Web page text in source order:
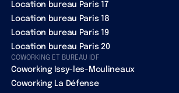
Location bureau Paris 17
Location bureau Paris 18
Location bureau Paris 19
Location bureau Paris 20
COWORKING ET BUREAU IDF
Coworking Issy-les-Moulineaux
Coworking La Défense